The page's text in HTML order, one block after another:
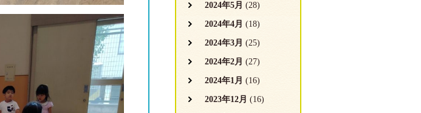
2024年5月 (28)
2024年4月 (18)
2024年3月 (25)
2024年2月 (27)
2024年1月 (16)
2023年12月 (16)